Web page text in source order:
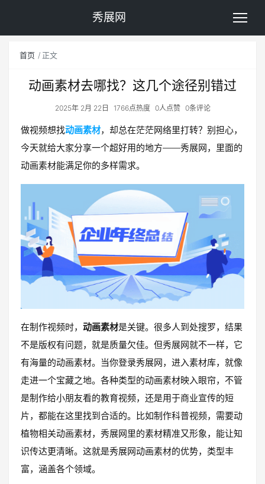
秀展网
首页 正文
动画素材去哪找？这几个途径别错过
2025年 2月 22日 1766点热度 0人点赞 0条评论
做视频想找动画素材，却总在茫茫网络里打转？别担心，
今天就给大家分享一个超好用的地方——秀展网，里面的
动画素材能满足你的多样需求。
在制作视频时， 动画素材是关键。很多人到处搜罗，结果
不是版权有问题，就是质量欠佳。但秀展网就不一样，它
有海量的动画素材。当你登录秀展网，进入素材库，就像
走进一个宝藏之地。各种类型的动画素材映入眼帘，不管
是制作给小朋友看的教育视频，还是用于商业宣传的短
片，都能在这里找到合适的。比如制作科普视频，需要动
植物相关动画素材，秀展网里的素材精准又形象，能让知
识传达更清晰。这就是秀展网动画素材的优势，类型丰
富，涵盖各个领域。